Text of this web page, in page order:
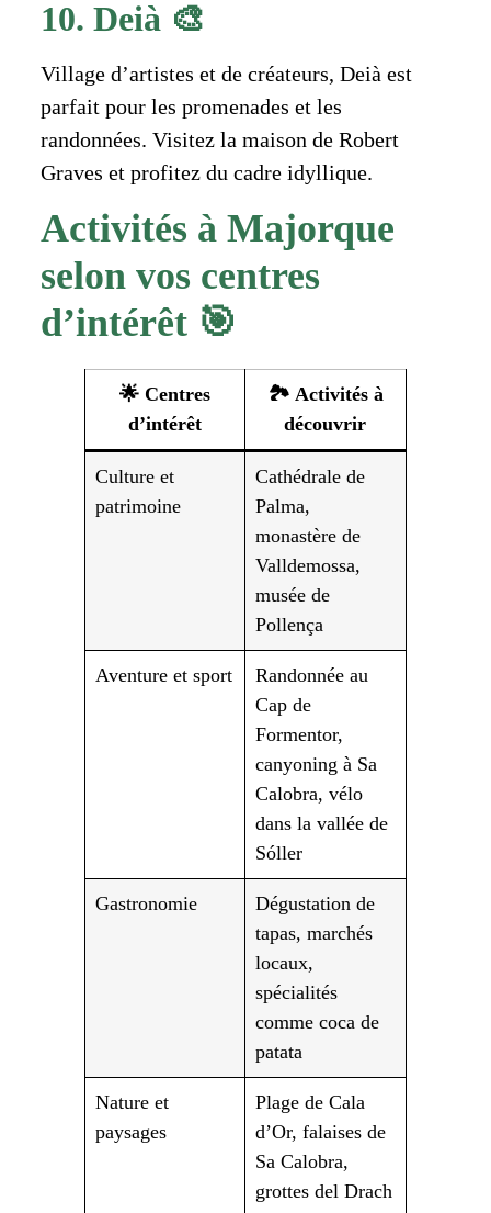
10. Deià 🎨
Village d’artistes et de créateurs, Deià est
parfait pour les promenades et les
randonnées. Visitez la maison de Robert
Graves et profitez du cadre idyllique.
Activités à Majorque
selon vos centres
d’intérêt 🎯
🌟 Centres
d’intérêt
🏞️ Activités à
découvrir
Culture et
patrimoine
Cathédrale de
Palma,
monastère de
Valldemossa,
musée de
Pollença
Aventure et sport
Randonnée au
Cap de
Formentor,
canyoning à Sa
Calobra, vélo
dans la vallée de
Sóller
Gastronomie
Dégustation de
tapas, marchés
locaux,
spécialités
comme coca de
patata
Nature et
paysages
Plage de Cala
d’Or, falaises de
Sa Calobra,
grottes del Drach